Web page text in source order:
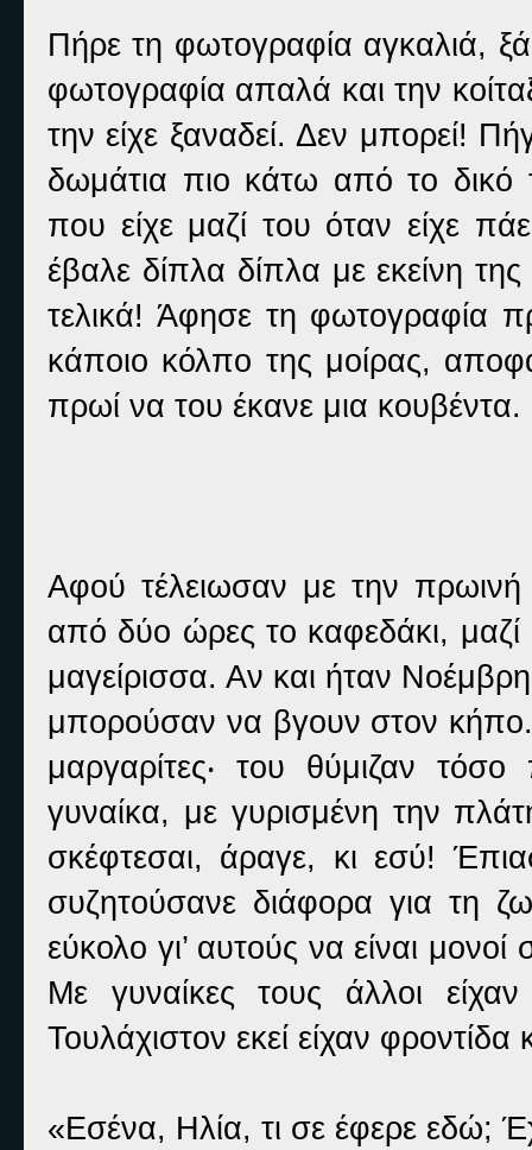
Πήρε τη φωτογραφία αγκαλιά,
φωτογραφία απαλά και την
την είχε ξαναδεί. Δεν μπορεί!
δωμάτια πιο κάτω από το
που είχε μαζί του όταν είχε
έβαλε δίπλα δίπλα με εκείνη
τελικά! Άφησε τη φωτογραφία
κάποιο κόλπο της μοίρας,
πρωί να του έκανε μια κουβέντα.
Αφού τέλειωσαν με την πρωινή
από δύο ώρες το καφεδάκι, μαζί
μαγείρισσα. Αν και ήταν
μπορούσαν να βγουν στον κήπο.
μαργαρίτες‧ του θύμιζαν
γυναίκα, με γυρισμένη την
σκέφτεσαι, άραγε, κι εσύ!
συζητούσανε διάφορα για τη
εύκολο γι’ αυτούς να είναι
Με γυναίκες τους άλλοι
Τουλάχιστον εκεί είχαν φροντίδα
«Εσένα, Ηλία, τι σε έφερε εδώ;